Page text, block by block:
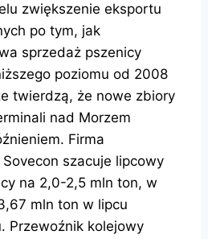
zwiększenie eksportu
po tym, jak
sprzedaż pszenicy
poziomu od 2008
twierdzą, że nowe zbiory
nad Morzem
Firma
szacuje lipcowy
na 2,0-2,5 mln ton, w
mln ton w lipcu
Przewoźnik kolejowy